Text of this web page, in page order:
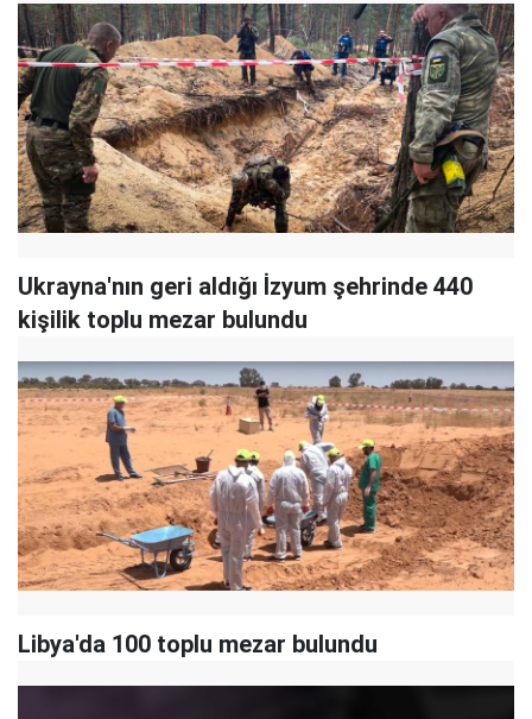
Ukrayna'nın geri aldığı İzyum şehrinde 440
kişilik toplu mezar bulundu
Libya'da 100 toplu mezar bulundu